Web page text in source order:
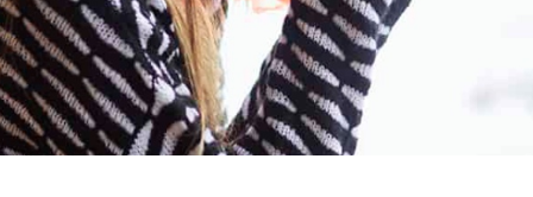
Add Your Heading
Text Here